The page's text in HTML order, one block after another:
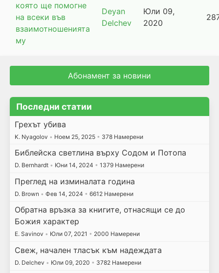
която ще помогне
на всеки във
взаимотношенията
му
Deyan
Delchev
Юли 09,
2020
Абонамент за новини
Последни статии
Грехът убива
K. Nyagolov • Ноем 25, 2025 • 378 Намерени
Библейска светлина върху Содом и Потопа
D. Bernhardt • Юни 14, 2024 • 1379 Намерени
Преглед на изминалата година
D. Brown • Фев 14, 2024 • 6612 Намерени
Обратна връзка за книгите, отнасящи се до
Божия характер
E. Savinov • Юли 07, 2021 • 2000 Намерени
Свеж, начален тласък към надеждата
D. Delchev • Юли 09, 2020 • 3782 Намерени